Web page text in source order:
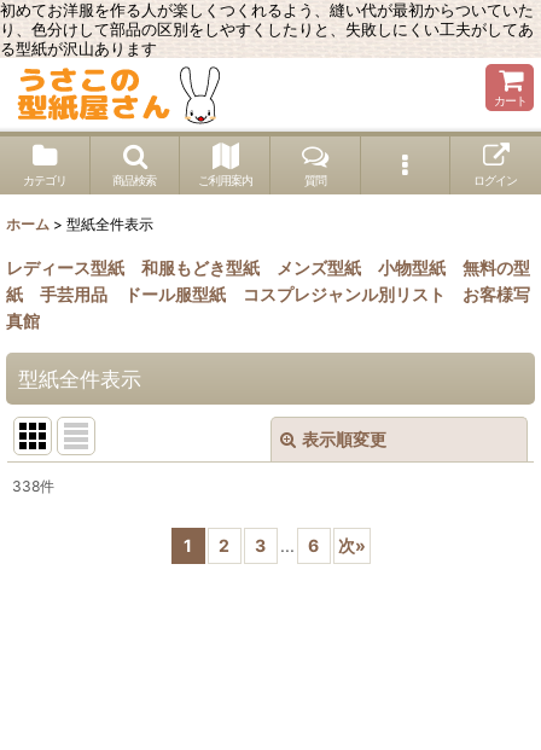
初めてお洋服を作る人が楽しくつくれるよう、縫い代が最初からついていた
り、色分けして部品の区別をしやすくしたりと、失敗しにくい工夫がしてあ
る型紙が沢山あります
カート
カテゴリ 商品検索 ご利用案内 質問 ログイン
ホーム > 型紙全件表示
レディース型紙 和服もどき型紙 メンズ型紙 小物型紙
無料の型
紙
手芸用品 ドール服型紙 コスプレジャンル別リスト
お客様写
真館
型紙全件表示
表示順変更
338件
1 2 3 ... 6 次»